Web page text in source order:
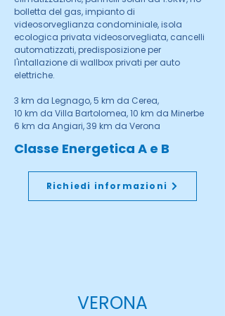
bolletta del gas, impianto di
videosorveglianza condominiale, isola
ecologica privata videosorvegliata, cancelli
automatizzati, predisposizione per
l'intallazione di wallbox privati per auto
elettriche.
3 km da Legnago, 5 km da Cerea,
10 km da Villa Bartolomea, 10 km da Minerbe
6 km da Angiari, 39 km da Verona
Classe Energetica A e B
Richiedi informazioni
VERONA